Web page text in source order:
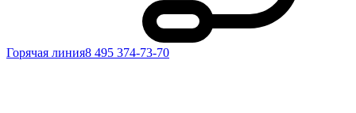
Горячая линия8 495 374-73-70